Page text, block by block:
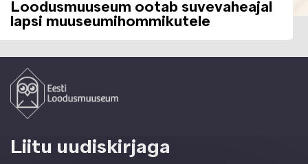
Loodusmuuseum ootab suvevaheajal
lapsi muuseumihommikutele
Liitu uudiskirjaga